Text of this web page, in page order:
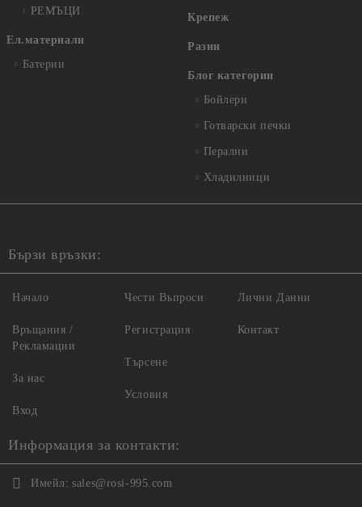
РЕМЪЦИ
Ел.материали
Батерии
Крепеж
Разни
Блог категории
Бойлери
Готварски печки
Перални
Хладилници
Бързи връзки:
Начало
Връщания /
Рекламации
За нас
Вход
Чести Въпроси
Регистрация
Търсене
Условия
Лични Данни
Контакт
Информация за контакти:
Имейл: sales@rosi-995.com